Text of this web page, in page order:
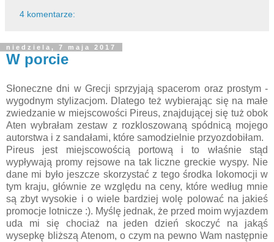
4 komentarze:
niedziela, 7 maja 2017
W porcie
Słoneczne dni w Grecji sprzyjają spacerom oraz prostym -
wygodnym stylizacjom. Dlatego też wybierając się na małe
zwiedzanie w miejscowości Pireus, znajdującej się tuż obok
Aten wybrałam zestaw z rozkloszowaną spódnicą mojego
autorstwa i z sandałami, które samodzielnie przyozdobiłam.
Pireus jest miejscowością portową i to właśnie stąd
wypływają promy rejsowe na tak liczne greckie wyspy. Nie
dane mi było jeszcze skorzystać z tego środka lokomocji w
tym kraju, głównie ze względu na ceny, które według mnie
są zbyt wysokie i o wiele bardziej wolę polować na jakieś
promocje lotnicze :). Myślę jednak, że przed moim wyjazdem
uda mi się chociaż na jeden dzień skoczyć na jakąś
wysepkę bliższą Atenom, o czym na pewno Wam następnie